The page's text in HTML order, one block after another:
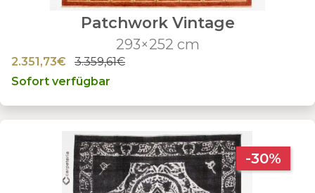
Patchwork Vintage
293×252 cm
2.351,73€
3.359,61€
Sofort verfügbar
-30%